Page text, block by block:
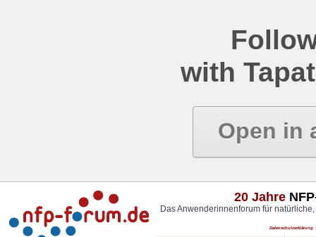
with
Open in
20 Jahre
Das Anwenderinnenforum für
Datenschutzerklärung